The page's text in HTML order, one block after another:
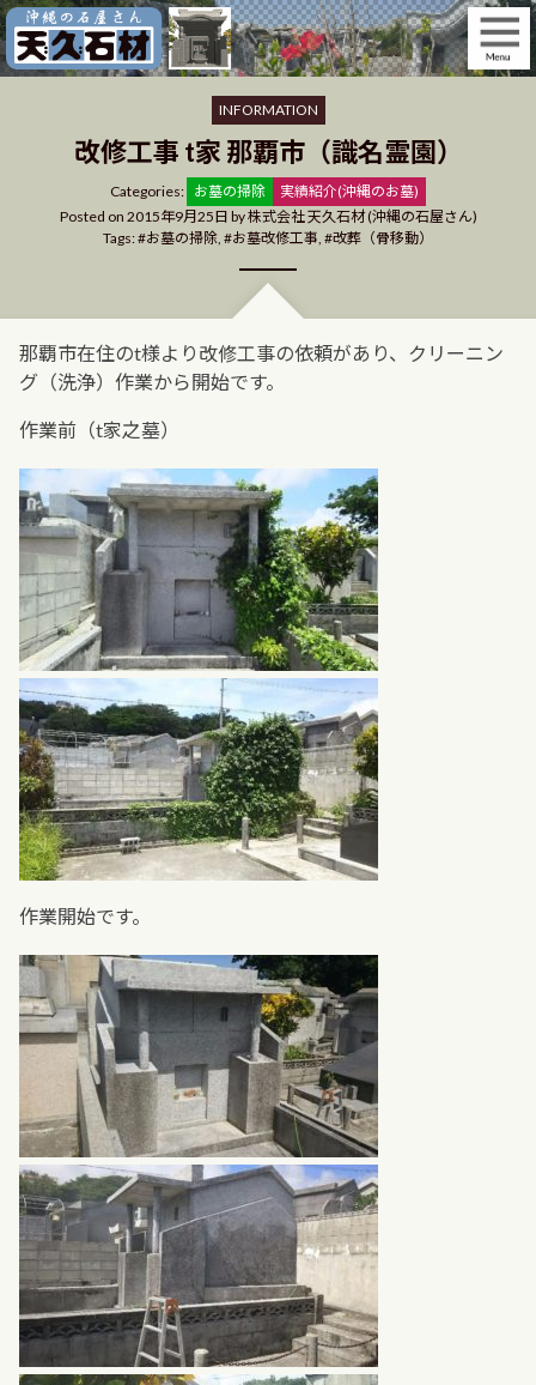
Skip
to
content
INFORMATION
改修工事 t家 那覇市（識名霊園）
Categories: Categories
お墓の掃除
実績紹介(沖縄のお墓)
Posted on 2015年9月25日 by株式会社 天久石材 (沖縄の石屋さん)
Tags:
お墓の掃除, お墓改修工事, 改葬（骨移動）
那覇市在住のt様より改修工事の依頼があり、クリーニン
グ（洗浄）作業から開始です。
作業前（t家之墓）
作業開始です。